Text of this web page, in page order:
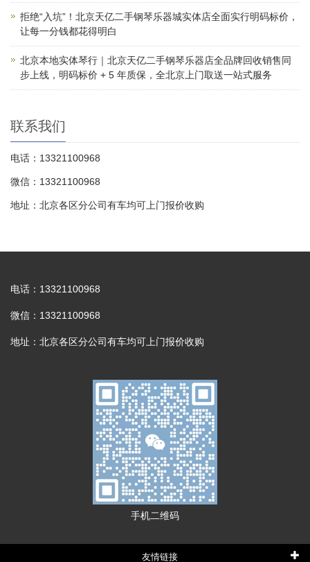
拒绝“入坑”！北京天亿二手钢琴乐器城实体店全面实行明码标价，
让每一分钱都花得明白
北京本地实体琴行｜北京天亿二手钢琴乐器店全品牌回收销售同
步上线，明码标价 + 5 年质保，全北京上门取送一站式服务
联系我们
电话：13321100968
微信：13321100968
地址：北京各区分公司有车均可上门报价收购
电话：13321100968
微信：13321100968
地址：北京各区分公司有车均可上门报价收购
手机二维码
友情链接